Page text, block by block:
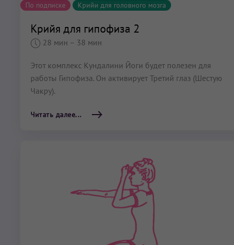
По подписке Крийи для головного мозга
Крийя для гипофиза 2
28 мин – 38 мин
Этот комплекс Кундалини Йоги будет полезен для
работы Гипофиза. Он активирует Третий глаз (Шестую
Чакру).
Читать далее...